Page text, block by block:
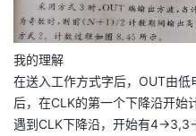
我的理解
在送入工作方式字后，OUT由
后，在CLK的第一个下降沿开始
遇到CLK下降沿，开始有4-